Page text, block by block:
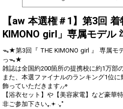
オリジナルアバタ
得！
Gifting
Throw gifts to the stage and join
the live performance.
First, try throwing free Stars
(once a day)! You can also charge
Show Gold to purchase gifts
(available from 1 JPY)! When you
continue to send gifts to the
【aw 本選権＃1】第3回
KIMONO girl」専属モデル
ᯓ★第3回『 THE KIMONO girl 』 専属モ
っᯓ★
雑誌は全国約200箇所の提携校に約1万部
また、本選ファイナルのランキング1位
飾っていただきます⸝⸝꙳
【浴衣セット】や【美容家電】など豪華
非ご参加下さい₊.𖥔 ‧₊˚